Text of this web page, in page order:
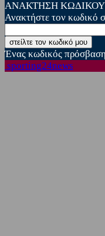
ΑΝΑΚΤΗΣΗ ΚΩΔΙΚΟΥ
Ανακτήστε τον κωδικό
Ένας κωδικός
sporting24news